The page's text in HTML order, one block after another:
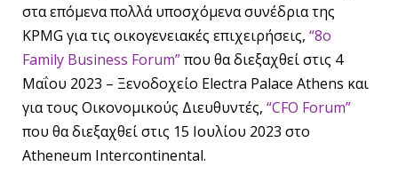
στα επόμενα πολλά υποσχόμενα συνέδρια της
KPMG για τις οικογενειακές επιχειρήσεις, “8o
Family Business Forum”που θα διεξαχθεί στις 4
Μαΐου 2023 – Ξενοδοχείο Electra Palace Athens και
για τους Οικονομικούς Διευθυντές, “CFO Forum”
που θα διεξαχθεί στις 15 Ιουλίου 2023 στο
Atheneum Intercontinental.